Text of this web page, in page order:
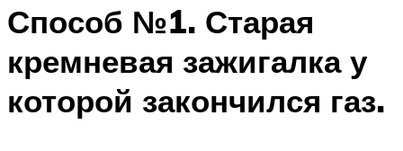
Способ №1. Старая
кремневая зажигалка у
которой закончился газ.